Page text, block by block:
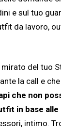
e sul tuo
da lavoro,
del tuo
la call e
che non
in base alle
intimo.